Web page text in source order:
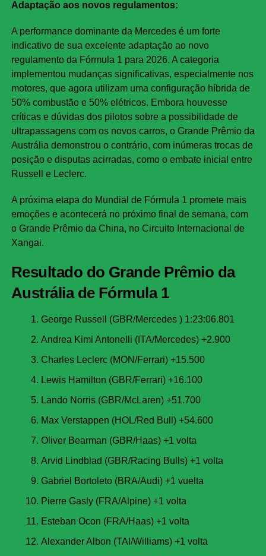
Adaptação aos novos regulamentos:
A performance dominante da Mercedes é um forte
indicativo de sua excelente adaptação ao novo
regulamento da Fórmula 1 para 2026. A categoria
implementou mudanças significativas, especialmente nos
motores, que agora utilizam uma configuração híbrida de
50% combustão e 50% elétricos. Embora houvesse
críticas e dúvidas dos pilotos sobre a possibilidade de
ultrapassagens com os novos carros, o Grande Prêmio da
Austrália demonstrou o contrário, com inúmeras trocas de
posição e disputas acirradas, como o embate inicial entre
Russell e Leclerc.
A próxima etapa do Mundial de Fórmula 1 promete mais
emoções e acontecerá no próximo final de semana, com
o Grande Prêmio da China, no Circuito Internacional de
Xangai.
Resultado do Grande Prêmio da
Austrália de Fórmula 1
George Russell (GBR/Mercedes ) 1:23:06.801
Andrea Kimi Antonelli (ITA/Mercedes) +2.900
Charles Leclerc (MON/Ferrari) +15.500
Lewis Hamilton (GBR/Ferrari) +16.100
Lando Norris (GBR/McLaren) +51.700
Max Verstappen (HOL/Red Bull) +54.600
Oliver Bearman (GBR/Haas) +1 volta
Arvid Lindblad (GBR/Racing Bulls) +1 volta
Gabriel Bortoleto (BRA/Audi) +1 vuelta
Pierre Gasly (FRA/Alpine) +1 volta
Esteban Ocon (FRA/Haas) +1 volta
Alexander Albon (TAI/Williams) +1 volta